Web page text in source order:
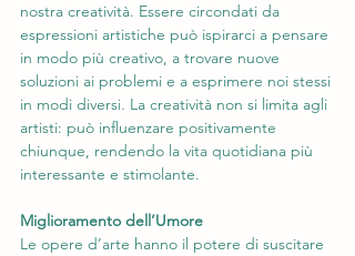
nostra creatività. Essere circondati da
espressioni artistiche può ispirarci a pensare
in modo più creativo, a trovare nuove
soluzioni ai problemi e a esprimere noi stessi
in modi diversi. La creatività non si limita agli
artisti: può influenzare positivamente
chiunque, rendendo la vita quotidiana più
interessante e stimolante.
Miglioramento dell’Umore
Le opere d’arte hanno il potere di suscitare